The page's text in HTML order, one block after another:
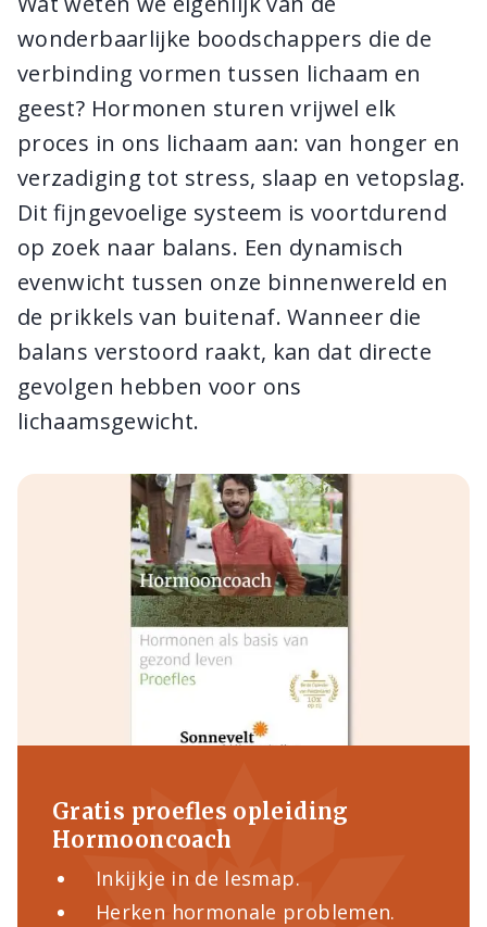
wonderbaarlijke boodschappers die de
verbinding vormen tussen lichaam en
geest? Hormonen sturen vrijwel elk
proces in ons lichaam aan: van honger en
verzadiging tot stress, slaap en vetopslag.
Dit fijngevoelige systeem is voortdurend
op zoek naar balans. Een dynamisch
evenwicht tussen onze binnenwereld en
de prikkels van buitenaf. Wanneer die
balans verstoord raakt, kan dat directe
gevolgen hebben voor ons
lichaamsgewicht.
Gratis proefles opleiding
Hormooncoach
Inkijkje in de lesmap.
Herken hormonale problemen.